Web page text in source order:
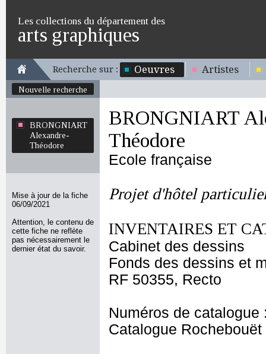
Les collections du département des
arts graphiques
Recherche sur : Oeuvres Artistes
Nouvelle recherche
BRONGNIART
Alexandre-
Théodore
Mise à jour de la fiche
06/09/2021
Attention, le contenu de
cette fiche ne reflète
pas nécessairement le
dernier état du savoir.
BRONGNIART
Théodore
Ecole française
Projet d'hôtel
INVENTAIRES ET
Cabinet des dessins
Fonds des dessins et
RF 50355, Recto
Numéros de catalogue
Catalogue Rochebouët